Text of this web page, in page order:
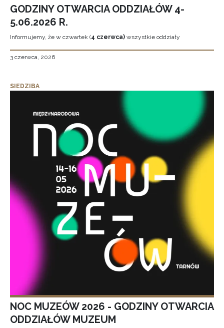
GODZINY OTWARCIA ODDZIAŁÓW 4-
5.06.2026 R.
Informujemy, że w czwartek (4 czerwca) wszystkie oddziały
3 czerwca, 2026
SIEDZIBA
NOC MUZEÓW 2026 - GODZINY OTWARCIA
ODDZIAŁÓW MUZEUM